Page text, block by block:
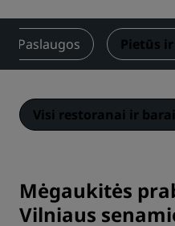
Paslaugos Pietūs
Visi restoranai ir barai
Mėgaukitės
Vilniaus